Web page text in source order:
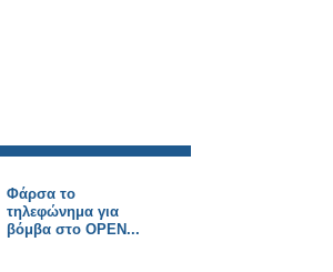
Φάρσα το
τηλεφώνημα για
βόμβα στο OPEN...